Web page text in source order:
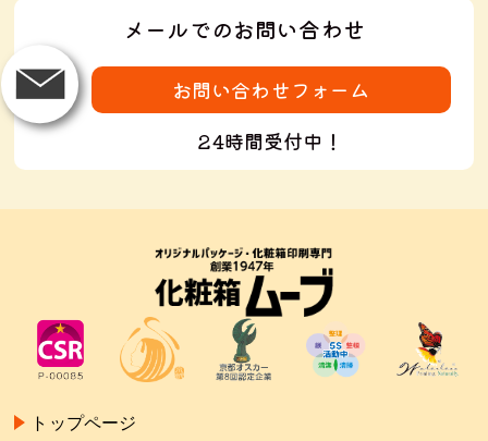
メールでのお問い合わせ
お問い合わせフォーム
24時間受付中！
トップページ